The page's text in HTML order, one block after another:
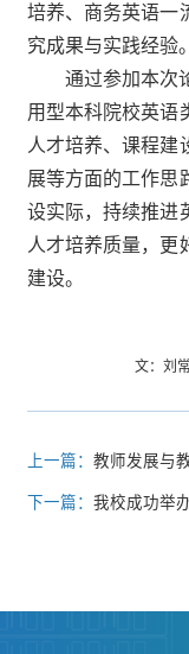
培养、商务英语一
究成果与实践经验。
通过参加本次
用型本科院校英语
人才培养、课程建
展等方面的工作思
设实际，持续推进
人才培养质量，更
建设。
文：刘
上一篇： 教师发展与
下一篇： 我校成功举